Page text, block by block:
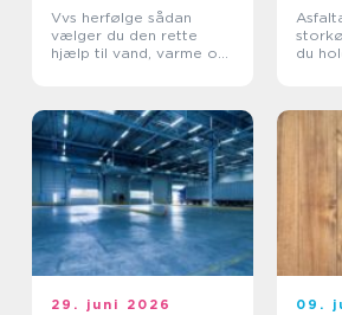
Vvs herfølge sådan
vælger du den rette
hjælp til vand, varme og
du
29. juni 2026 09.